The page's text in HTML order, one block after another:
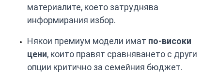
материалите, което затруднява
информирания избор.
Някои премиум модели имат по-високи
цени, които правят сравняването с други
опции критично за семейния бюджет.